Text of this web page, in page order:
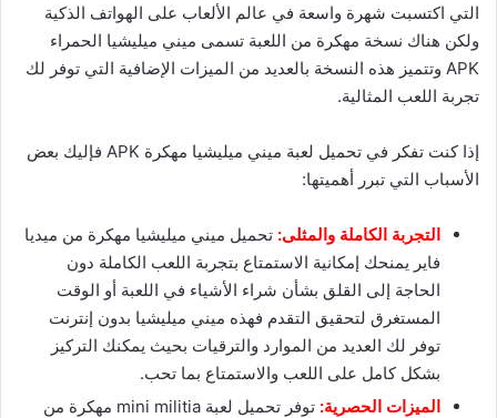
التي اكتسبت شهرة واسعة في عالم الألعاب على الهواتف الذكية
ولكن هناك نسخة مهكرة من اللعبة تسمى ميني ميليشيا الحمراء
APK وتتميز هذه النسخة بالعديد من الميزات الإضافية التي توفر لك
تجربة اللعب المثالية.
إذا كنت تفكر في تحميل لعبة ميني ميليشيا مهكرة APK فإليك بعض
الأسباب التي تبرر أهميتها:
التجربة الكاملة والمثلى: تحميل ميني ميليشيا مهكرة من ميديا
فاير يمنحك إمكانية الاستمتاع بتجربة اللعب الكاملة دون
الحاجة إلى القلق بشأن شراء الأشياء في اللعبة أو الوقت
المستغرق لتحقيق التقدم فهذه ميني ميليشيا بدون إنترنت
توفر لك العديد من الموارد والترقيات بحيث يمكنك التركيز
بشكل كامل على اللعب والاستمتاع بما تحب.
الميزات الحصرية:
توفر تحميل لعبة mini militia مهكرة من